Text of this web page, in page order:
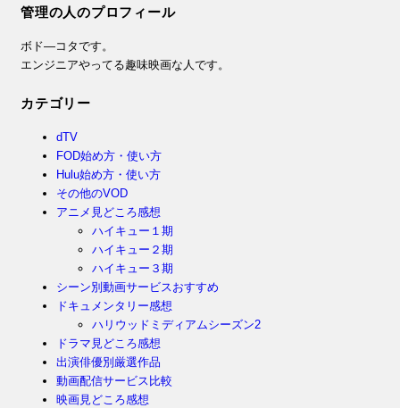
管理の人のプロフィール
ボド―コタです。
エンジニアやってる趣味映画な人です。
カテゴリー
dTV
FOD始め方・使い方
Hulu始め方・使い方
その他のVOD
アニメ見どころ感想
ハイキュー１期
ハイキュー２期
ハイキュー３期
シーン別動画サービスおすすめ
ドキュメンタリー感想
ハリウッドミディアムシーズン2
ドラマ見どころ感想
出演俳優別厳選作品
動画配信サービス比較
映画見どころ感想